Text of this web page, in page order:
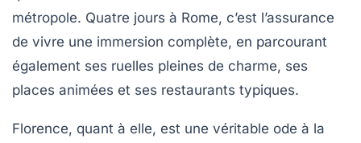
métropole. Quatre jours à Rome, c’est l’assurance
de vivre une immersion complète, en parcourant
également ses ruelles pleines de charme, ses
places animées et ses restaurants typiques.
Florence, quant à elle, est une véritable ode à la